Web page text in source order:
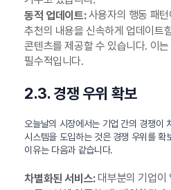
동적 업데이트:사용자의 행동 패턴
추천의 내용을 신속하게 업데이트
콘텐츠를 제공할 수 있습니다. 이
필수적입니다.
2.3. 경쟁 우위 확보
오늘날의 시장에서는 기업 간의 경쟁이
시스템을 도입하는 것은 경쟁 우위를 확
이유는 다음과 같습니다.
차별화된 서비스:대부분의 기업이